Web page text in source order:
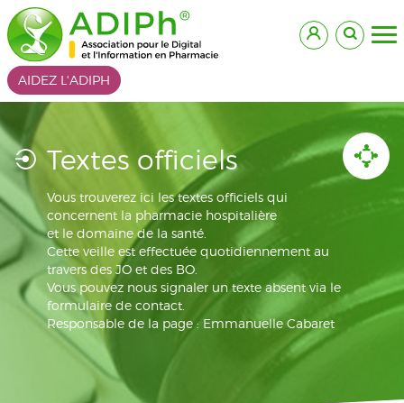
AIDEZ L'ADIPH
Textes officiels
Vous trouverez ici les textes officiels qui
concernent la pharmacie hospitalière
et le domaine de la santé.
Cette veille est effectuée quotidiennement au
travers des JO et des BO.
Vous pouvez nous signaler un texte absent via le
formulaire de contact.
Responsable de la page : Emmanuelle Cabaret